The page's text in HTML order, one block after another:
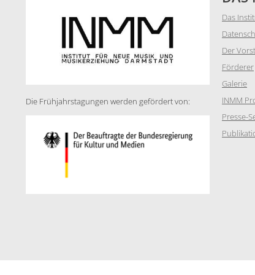
Die Frühjahrstagungen werden gefördert von:
Das
Der
Förderer
Galerie
INMM
Presse-